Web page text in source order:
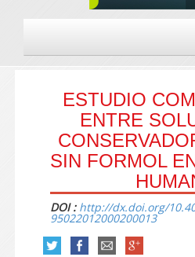
ESTUDIO
ENTRE
SIN FORMOL
DOI : http://dx.doi.org/
95022012000200013